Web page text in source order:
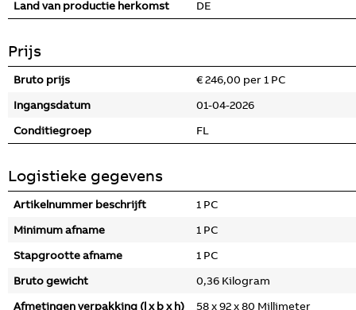
Land van productie herkomst
DE
Prijs
Bruto prijs
€ 246,00 per 1 PC
Ingangsdatum
01-04-2026
Conditiegroep
FL
Logistieke gegevens
Artikelnummer beschrijft
1 PC
Minimum afname
1 PC
Stapgrootte afname
1 PC
Bruto gewicht
0,36 Kilogram
Afmetingen verpakking (l x b x h)
58 x 92 x 80 Millimeter